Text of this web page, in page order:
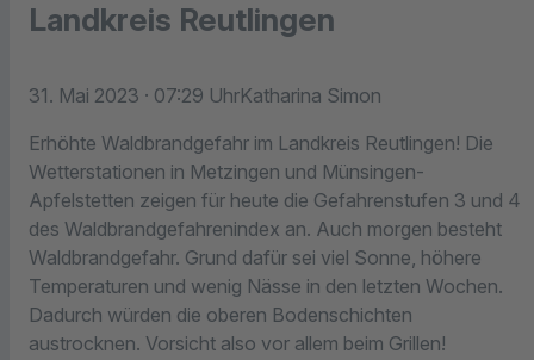
Landkreis Reutlingen
31. Mai 2023 · 07:29 UhrKatharina Simon
Erhöhte Waldbrandgefahr im Landkreis Reutlingen! Die
Wetterstationen in Metzingen und Münsingen-
Apfelstetten zeigen für heute die Gefahrenstufen 3 und 4
des Waldbrandgefahrenindex an. Auch morgen besteht
Waldbrandgefahr. Grund dafür sei viel Sonne, höhere
Temperaturen und wenig Nässe in den letzten Wochen.
Dadurch würden die oberen Bodenschichten
austrocknen. Vorsicht also vor allem beim Grillen!